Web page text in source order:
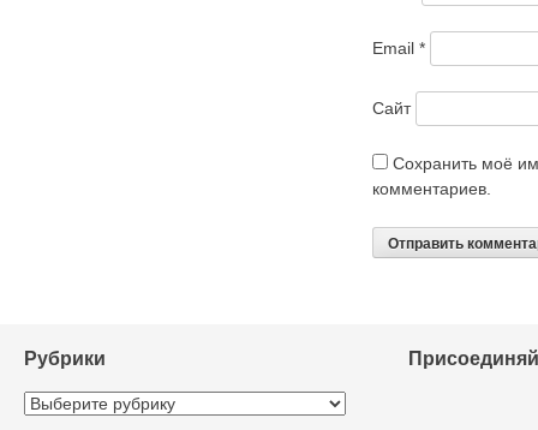
Email *
Сайт
Сохранить моё
комментариев.
Рубрики
Рубрики